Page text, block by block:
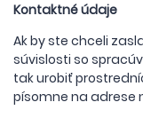
Kontaktné údaje
Ak by ste chceli
súvislosti so
tak urobiť
písomne na adrese